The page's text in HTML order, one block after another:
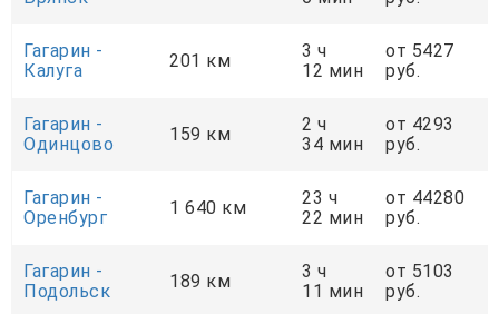
Гагарин -
Калуга
201 км
3 ч
12 мин
от 5427
руб.
Гагарин -
Одинцово
159 км
2 ч
34 мин
от 4293
руб.
Гагарин -
Оренбург
1 640 км
23 ч
22 мин
от 44280
руб.
Гагарин -
Подольск
189 км
3 ч
11 мин
от 5103
руб.